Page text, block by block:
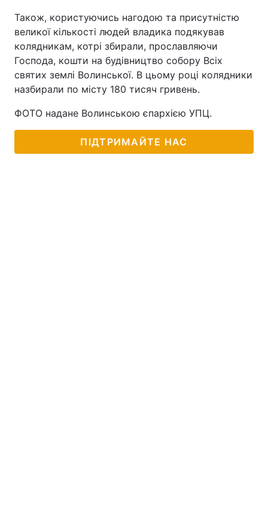
Також, користуючись нагодою та присутністю
великої кількості людей владика подякував
колядникам, котрі збирали, прославляючи
Господа, кошти на будівництво собору Всіх
святих землі Волинської. В цьому році колядники
назбирали по місту 180 тисяч гривень.
ФОТО надане Волинською єпархією УПЦ.
ПІДТРИМАЙТЕ НАС